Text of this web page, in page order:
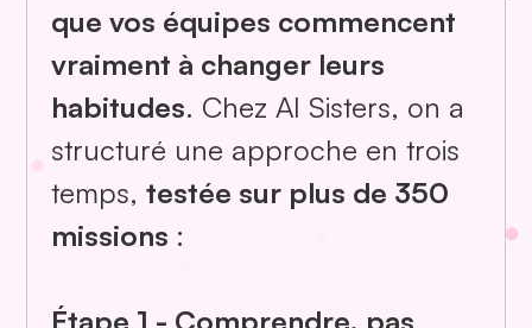
que vos équipes commencent
vraiment à changer leurs
habitudes. Chez AI Sisters, on a
structuré une approche en trois
temps,testée sur plus de 350
missions :
Étape 1 - Comprendre, pas